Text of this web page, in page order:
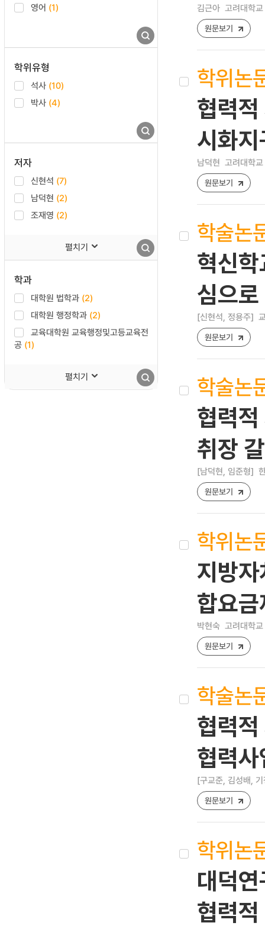
영어 (1)
학위유형
석사 (10)
박사 (4)
저자
신현석 (7)
남덕현 (2)
조재영 (2)
펼치기
학과
대학원 법학과 (2)
대학원 행정학과 (2)
교육대학원 교육행정및고등교육전
공 (1)
펼치기
김근아 고려대학
원문보기
학위논
협력
시화
남덕현 고려대학
원문보기
학술논
혁신
심으로
[신현석, 정용주]
원문보기
학술논
협력
취장
[남덕현, 임준형]
원문보기
학위논
지방
합요
박현숙 고려대학
원문보기
학술논
협력
협력
[구교준, 김성배,
원문보기
학위논
대덕
협력